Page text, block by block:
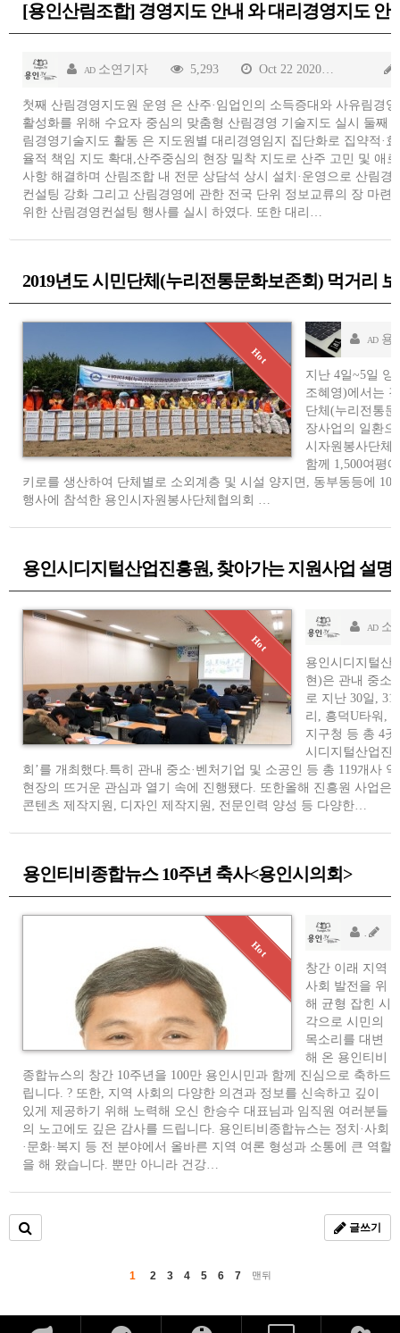
[용인산림조합] 경영지도 안내 와 대리경영지도 안
AD 소연기자 5,293 Oct 22 2020
첫째 산림경영지도원 운영 은 산주·임업인의 소득증대와 사유림경영
활성화를 위해 수요자 중심의 맞춤형 산림경영 기술지도 실시 둘째
림경영기술지도 활동 은 지도원별 대리경영임지 집단화로 집약적·효
율적 책임 지도 확대,산주중심의 현장 밀착 지도로 산주 고민 및 애로
사항 해결하며 산림조합 내 전문 상담석 상시 설치·운영으로 산림경
컨설팅 강화 그리고 산림경영에 관한 전국 단위 정보교류의 장 마련
위한 산림경영컨설팅 행사를 실시 하였다. 또한 대리…
2019년도 시민단체(누리전통문화보존회) 먹거리
AD 용
지난 4일~5일
조혜영)에서는
단체(누리전통
장사업의 일환
시자원봉사단체
함께 1,500여평
키로를 생산하여 단체별로 소외계층 및 시설 양지면, 동부동등에
행사에 참석한 용인시자원봉사단체협의회 …
용인시디지털산업진흥원, 찾아가는 지원사업 설명
AD 소
용인시디지털산
현)은 관내 중소
로 지난 30일,
리, 흥덕U타워,
지구청 등 총 4곳
시디지털산업진
회’를 개최했다. 특히 관내 중소·벤처기업 및 소공인 등 총 119개사
현장의 뜨거운 관심과 열기 속에 진행됐다. 또한올해 진흥원 사업은
콘텐츠 제작지원, 디자인 제작지원, 전문인력 양성 등 다양한…
용인티비종합뉴스 10주년 축사<용인시의회>
AD
창간 이래 지역
사회 발전을 위
해 균형 잡힌 시
각으로 시민의
목소리를 대변
해 온 용인티비
종합뉴스의 창간 10주년을 100만 용인시민과 함께 진심으로 축하드
립니다. ? 또한, 지역 사회의 다양한 의견과 정보를 신속하고 깊이
있게 제공하기 위해 노력해 오신 한승수 대표님과 임직원 여러분들
의 노고에도 깊은 감사를 드립니다. 용인티비종합뉴스는 정치·사회
·문화·복지 등 전 분야에서 올바른 지역 여론 형성과 소통에 큰 역할
을 해 왔습니다. 뿐만 아니라 건강…
글쓰기
1 2 3 4 5 6 7 맨뒤